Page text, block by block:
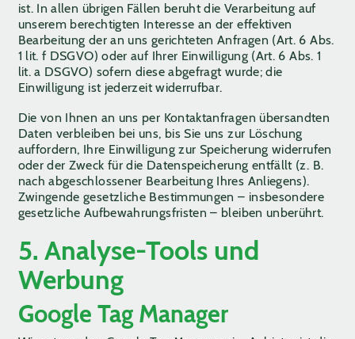
ist. In allen übrigen Fällen beruht die Verarbeitung auf
unserem berechtigten Interesse an der effektiven
Bearbeitung der an uns gerichteten Anfragen (Art. 6 Abs.
1 lit. f DSGVO) oder auf Ihrer Einwilligung (Art. 6 Abs. 1
lit. a DSGVO) sofern diese abgefragt wurde; die
Einwilligung ist jederzeit widerrufbar.
Die von Ihnen an uns per Kontaktanfragen übersandten
Daten verbleiben bei uns, bis Sie uns zur Löschung
auffordern, Ihre Einwilligung zur Speicherung widerrufen
oder der Zweck für die Datenspeicherung entfällt (z. B.
nach abgeschlossener Bearbeitung Ihres Anliegens).
Zwingende gesetzliche Bestimmungen – insbesondere
gesetzliche Aufbewahrungsfristen – bleiben unberührt.
5. Analyse-Tools und
Werbung
Google Tag Manager